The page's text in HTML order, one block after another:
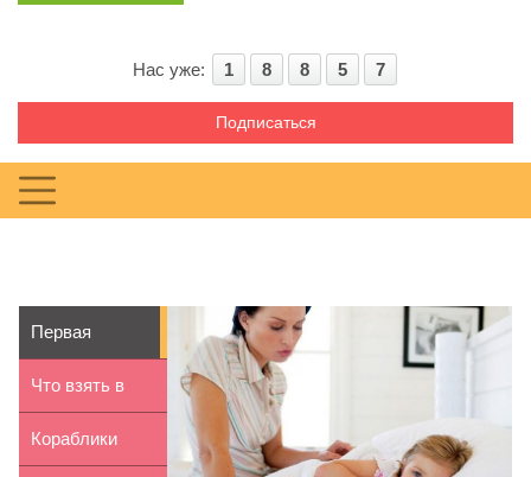
Нас уже: 1 8 8 5 7
Подписаться
Первая
помощь при
травме
Что взять в
больницу с
Кораблики